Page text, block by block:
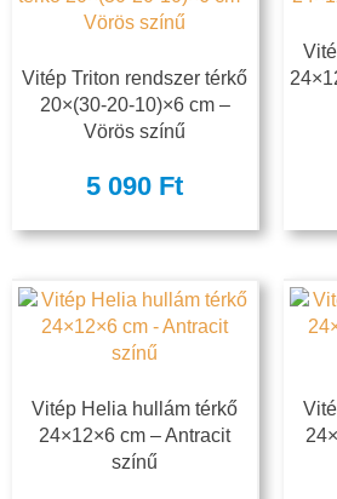
Vitép Triton rendszer térkő
20×(30-20-10)×6 cm –
Vörös színű
5 090 Ft
Vitép Helia hullám térkő
24×12×6 cm – Antracit
színű